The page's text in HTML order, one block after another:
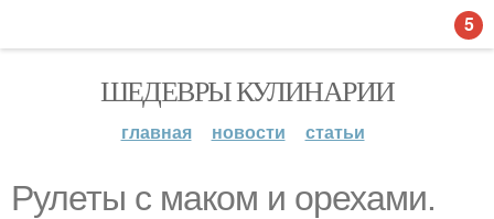
ШЕДЕВРЫ КУЛИНАРИИ
главная новости статьи
Рулеты с маком и орехами.
5